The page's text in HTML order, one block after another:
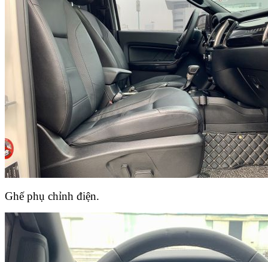
Ghế phụ chỉnh điện.